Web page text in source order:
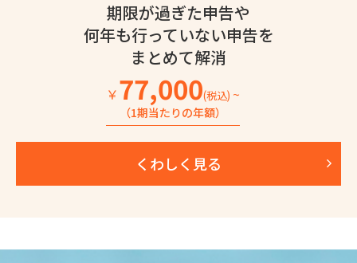
期限が過ぎた申告や
何年も行っていない申告を
まとめて解消
￥77,000(税込) ~
（1期当たりの年額）
くわしく見る